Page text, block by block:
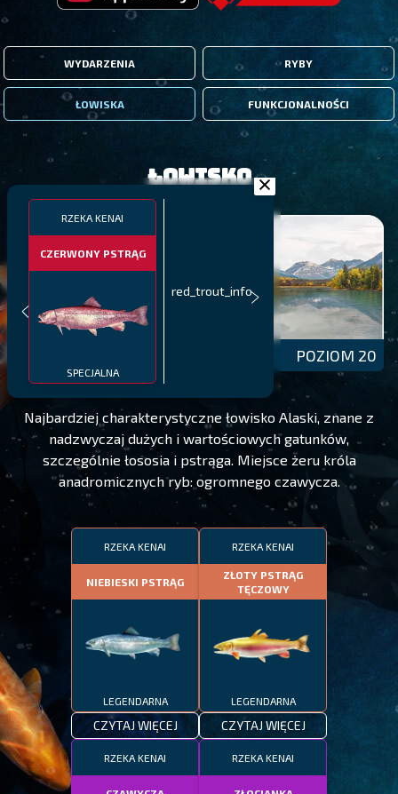
WYDARZENIA RYBY
ŁOWISKA FUNKCJONALNOŚCI
RZEKA KENAI
CZERWONY PSTRĄG
SPECJALNA
red_trout_info
Łowisko
POZIOM 20
Najbardziej charakterystyczne łowisko Alaski, znane z
nadzwyczaj dużych i wartościowych gatunków,
szczególnie łososia i pstrąga. Miejsce żeru króla
anadromicznych ryb: ogromnego czawycza.
RZEKA KENAI
NIEBIESKI PSTRĄG
LEGENDARNA
CZYTAJ WIĘCEJ
RZEKA KENAI
ZŁOTY PSTRĄG
TĘCZOWY
LEGENDARNA
CZYTAJ WIĘCEJ
RZEKA KENAI RZEKA KENAI